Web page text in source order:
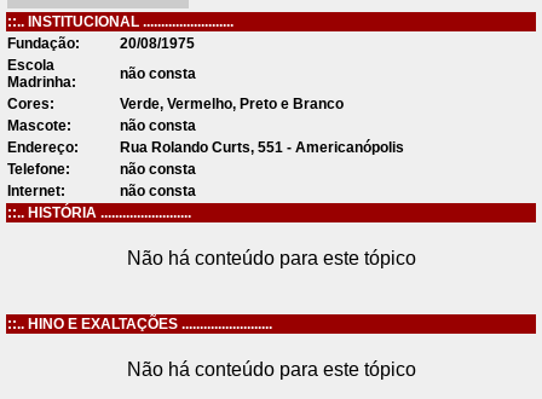
::.. INSTITUCIONAL .........................
Fundação:
20/08/1975
Escola
Madrinha:
não consta
Cores:
Verde, Vermelho, Preto e Branco
Mascote:
não consta
Endereço:
Rua Rolando Curts, 551 - Americanópolis
Telefone:
não consta
Internet:
não consta
::.. HISTÓRIA .........................
Não há conteúdo para este tópico
::.. HINO E EXALTAÇÕES .........................
Não há conteúdo para este tópico